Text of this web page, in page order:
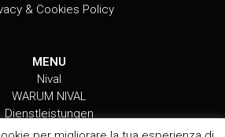
& Cookies Policy
MENU
Nival
WARUM NIVAL
Dienstleistungen
VON NIVAL